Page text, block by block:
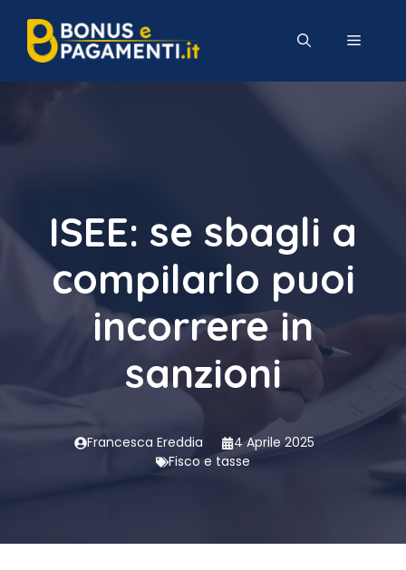
contenuto
MENU
ISEE: se sbagli a
compilarlo puoi
incorrere in
sanzioni
Francesca Ereddia
4 Aprile 2025
Fisco e tasse